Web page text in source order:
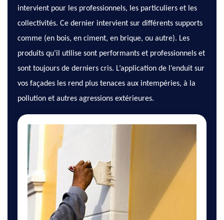
intervient pour les professionnels, les particuliers et les
collectivités. Ce dernier intervient sur différents supports
comme (en bois, en ciment, en brique, ou autre). Les
produits qu’il utilise sont performants et professionnels et
sont toujours de derniers cris. L’application de l’enduit sur
vos façades les rend plus tenaces aux intempéries, à la
pollution et autres agressions extérieures.